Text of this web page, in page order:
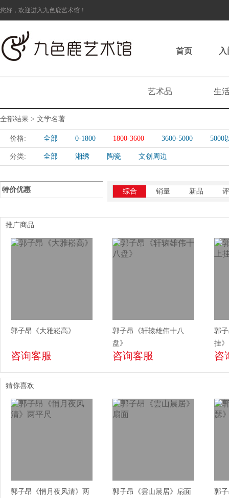
您好，欢迎进入九色鹿艺术馆！
首页
艺术品 生
全部结果 > 文学名著
价格: 全部 0-1800 1800-3600 3600-5000 5000
分类: 全部 湘绣 陶瓷 文创周边
特价优惠 综合 销量 新品
推广商品
郭子昂《大雅崧高》
咨询客服
郭子昂《轩辕雄伟十八
盘》
咨询客服
郭
挂》
咨
猜你喜欢
郭子昂《悄月夜风清》两
郭子昂《雲山晨居》扇面
郭